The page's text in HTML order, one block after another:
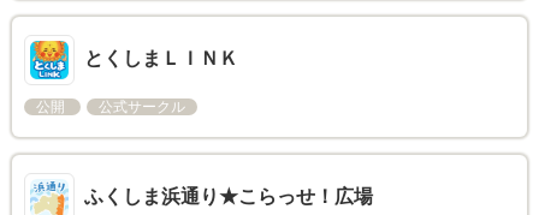
とくしまＬＩＮＫ
公開 公式サークル
ふくしま浜通り★こらっせ！広場